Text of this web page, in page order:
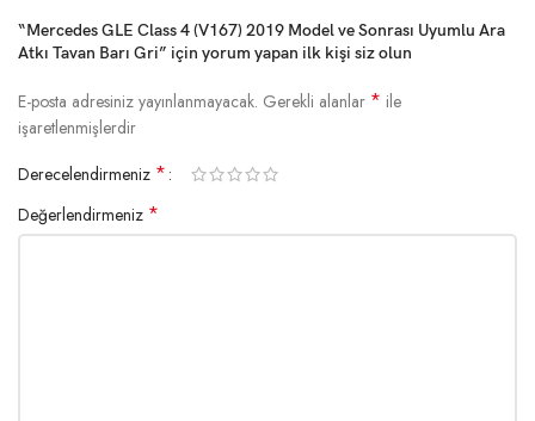
“Mercedes GLE Class 4 (V167) 2019 Model ve Sonrası Uyumlu Ara
Atkı Tavan Barı Gri” için yorum yapan ilk kişi siz olun
E-posta adresiniz yayınlanmayacak. Gerekli alanlar * ile
işaretlenmişlerdir
Derecelendirmeniz *
Değerlendirmeniz *